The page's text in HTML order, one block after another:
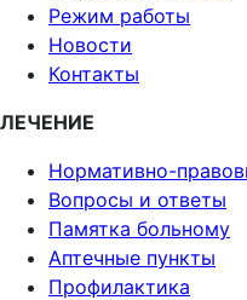
Режим работы
Новости
Контакты
ЛЕЧЕНИЕ
Нормативно-
Вопросы и ответы
Памятка больному
Аптечные пункты
Профилактика